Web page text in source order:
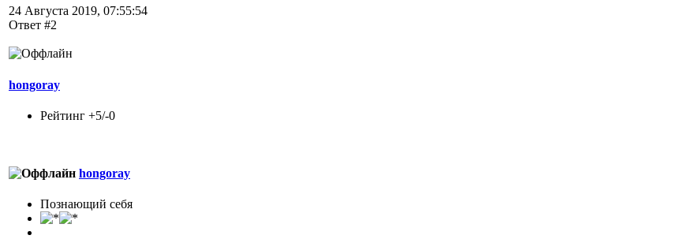
24 Августа 2019, 07:55:54
Ответ #2
hongoray
Рейтинг +5/-0
hongoray
Познающий себя